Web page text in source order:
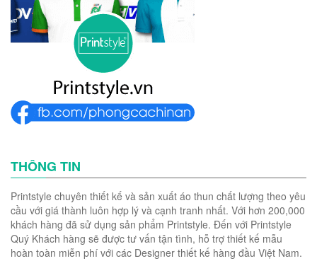
THÔNG TIN
Printstyle chuyên thiết kế và sản xuất áo thun chất lượng theo yêu
cầu với giá thành luôn hợp lý và cạnh tranh nhất. Với hơn 200,000
khách hàng đã sử dụng sản phẩm Printstyle. Đến với Printstyle
Quý Khách hàng sẽ được tư vấn tận tình, hỗ trợ thiết kế mẫu
hoàn toàn miễn phí với các Designer thiết kế hàng đầu Việt Nam.